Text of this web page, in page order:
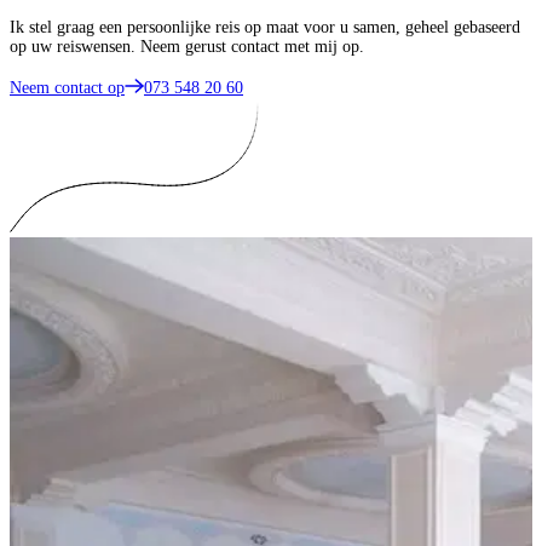
Ik stel graag een persoonlijke reis op maat voor u samen, geheel gebaseerd
op uw reiswensen. Neem gerust contact met mij op.
Neem contact op 073 548 20 60